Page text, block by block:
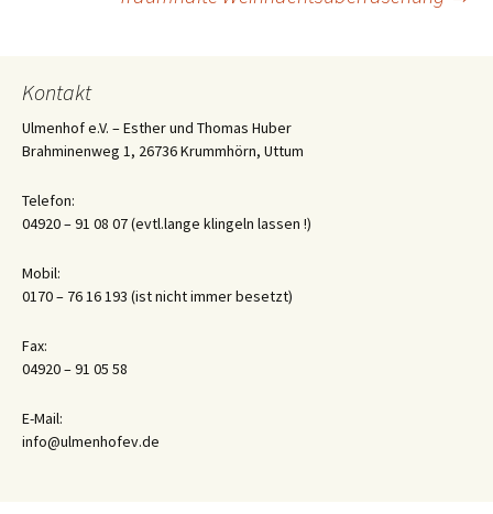
Kontakt
Ulmenhof e.V. – Esther und Thomas Huber
Brahminenweg 1, 26736 Krummhörn, Uttum
Telefon:
04920 – 91 08 07 (evtl.lange klingeln lassen !)
Mobil:
0170 – 76 16 193 (ist nicht immer besetzt)
Fax:
04920 – 91 05 58
E-Mail:
info@ulmenhofev.de